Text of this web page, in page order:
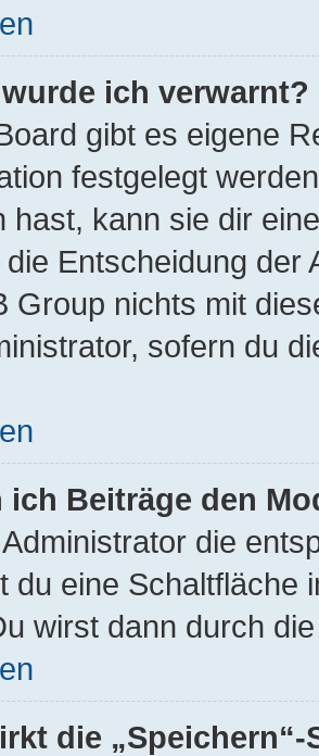
ich verwarnt?
gibt es eigene
festgelegt
hast, kann sie dir
Entscheidung der
Group nichts mit
sofern du
ich Beiträge den
die
du eine Schaltfläche
wirst dann durch
die